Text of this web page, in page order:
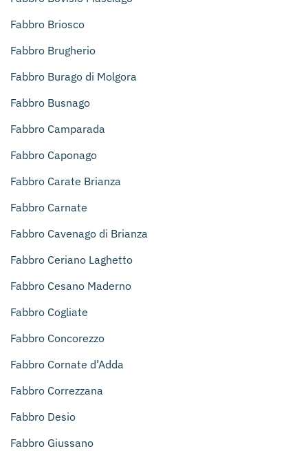
Fabbro Briosco
Fabbro Brugherio
Fabbro Burago di Molgora
Fabbro Busnago
Fabbro Camparada
Fabbro Caponago
Fabbro Carate Brianza
Fabbro Carnate
Fabbro Cavenago di Brianza
Fabbro Ceriano Laghetto
Fabbro Cesano Maderno
Fabbro Cogliate
Fabbro Concorezzo
Fabbro Cornate d’Adda
Fabbro Correzzana
Fabbro Desio
Fabbro Giussano